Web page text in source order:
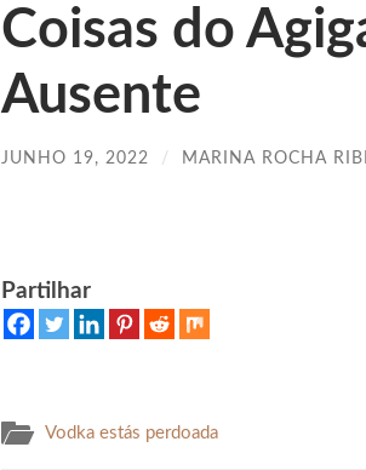
Coisas do
Ausente
JUNHO 19, 2022 / MARINA ROCHA
Partilhar
Vodka estás perdoada